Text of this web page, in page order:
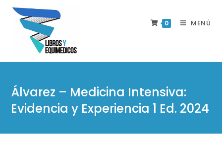
0 MENÚ
Álvarez – Medicina Intensiva:
Evidencia y Experiencia 1 Ed. 2024